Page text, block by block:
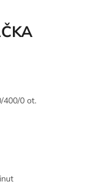
400/0 ot.